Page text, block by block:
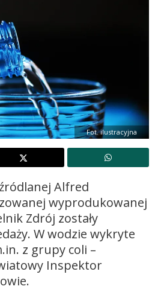
Fot. ilustracyjna
Alfred
wyprodukowanej
Zdrój zostały
W wodzie wykryte
z grupy coli –
Inspektor